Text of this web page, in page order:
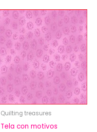
Quilting treasures
Tela con motivos